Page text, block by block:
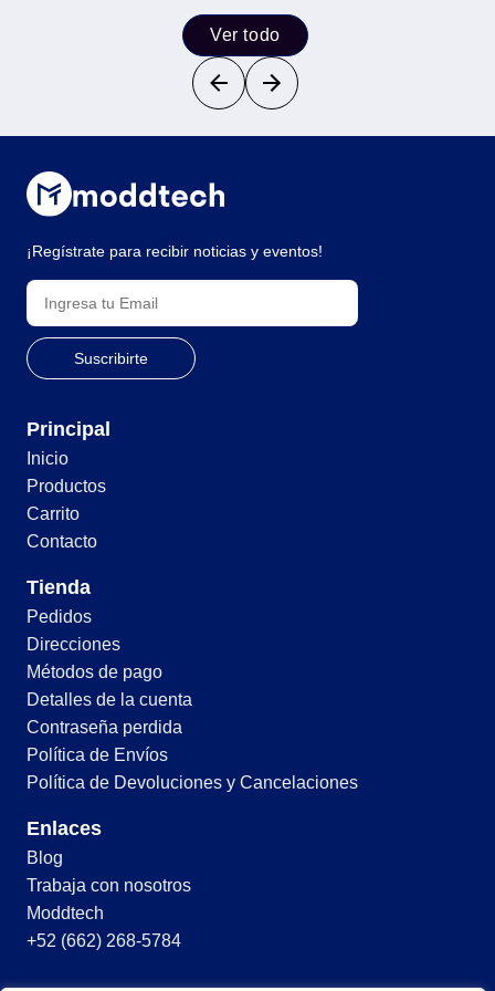
Ver todo
¡Regístrate para recibir noticias y eventos!
Principal
Inicio
Productos
Carrito
Contacto
Tienda
Pedidos
Direcciones
Métodos de pago
Detalles de la cuenta
Contraseña perdida
Política de Envíos
Política de Devoluciones y Cancelaciones
Enlaces
Blog
Trabaja con nosotros
Moddtech
+52 (662) 268-5784